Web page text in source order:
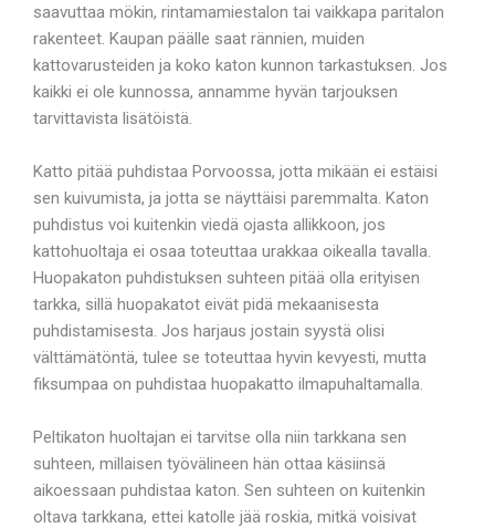
saavuttaa mökin, rintamamiestalon tai vaikkapa paritalon
rakenteet. Kaupan päälle saat rännien, muiden
kattovarusteiden ja koko katon kunnon tarkastuksen. Jos
kaikki ei ole kunnossa, annamme hyvän tarjouksen
tarvittavista lisätöistä.
Katto pitää puhdistaa Porvoossa, jotta mikään ei estäisi
sen kuivumista, ja jotta se näyttäisi paremmalta. Katon
puhdistus voi kuitenkin viedä ojasta allikkoon, jos
kattohuoltaja ei osaa toteuttaa urakkaa oikealla tavalla.
Huopakaton puhdistuksen suhteen pitää olla erityisen
tarkka, sillä huopakatot eivät pidä mekaanisesta
puhdistamisesta. Jos harjaus jostain syystä olisi
välttämätöntä, tulee se toteuttaa hyvin kevyesti, mutta
fiksumpaa on puhdistaa huopakatto ilmapuhaltamalla.
Peltikaton huoltajan ei tarvitse olla niin tarkkana sen
suhteen, millaisen työvälineen hän ottaa käsiinsä
aikoessaan puhdistaa katon. Sen suhteen on kuitenkin
oltava tarkkana, ettei katolle jää roskia, mitkä voisivat